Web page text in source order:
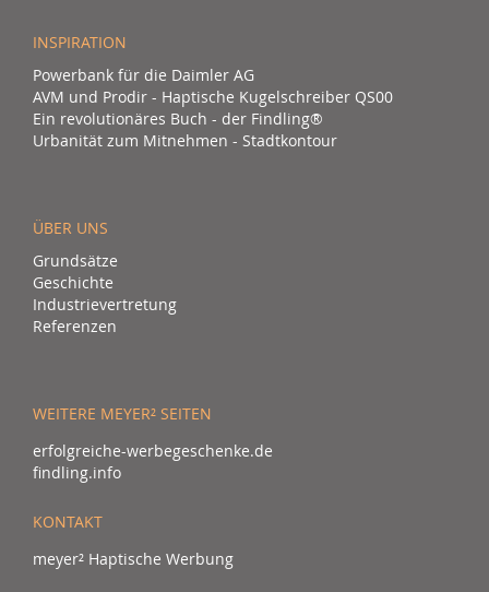
INSPIRATION
Powerbank für die Daimler AG
AVM und Prodir - Haptische Kugelschreiber QS00
Ein revolutionäres Buch - der Findling®
Urbanität zum Mitnehmen - Stadtkontour
ÜBER UNS
Grundsätze
Geschichte
Industrievertretung
Referenzen
WEITERE MEYER² SEITEN
erfolgreiche-werbegeschenke.de
findling.info
KONTAKT
meyer² Haptische Werbung